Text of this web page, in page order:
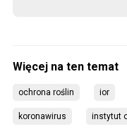
ochrona roślin ior
koronawirus instytut